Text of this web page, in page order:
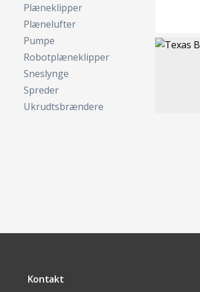
Plæneklipper
Plænelufter
Pumpe
Robotplæneklipper
Sneslynge
Spreder
Ukrudtsbrændere
Kontakt